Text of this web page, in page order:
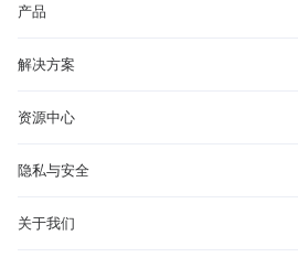
产品
解决方案
资源中心
隐私与安全
关于我们